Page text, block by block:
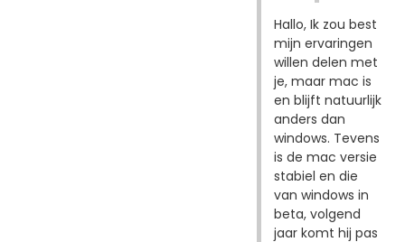
Hallo, Ik zou best
mijn ervaringen
willen delen met
je, maar mac is
en blijft natuurlijk
anders dan
windows. Tevens
is de mac versie
stabiel en die
van windows in
beta, volgend
jaar komt hij pas